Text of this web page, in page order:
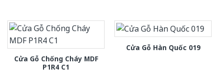
Cửa Gỗ Chống Cháy MDF
P1R4 C1
Cửa Gỗ Hàn Quốc 019